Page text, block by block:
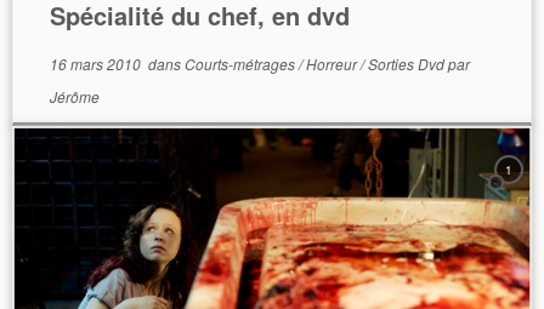
Spécialité du chef, en dvd
16 mars 2010dansCourts-métrages/Horreur/Sorties Dvdpar
Jérôme
1